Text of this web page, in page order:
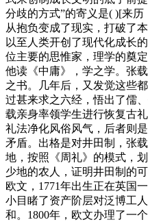
分歧的方式”的寄义是( )[来
从抱负变成了现实，打破了
以至人类开创了现代化成长
位主要的思惟家，理学的奠
他读《中庸》，学之学。张
之书。几年后，又发觉这些
过甚来求之六经，悟出了儒
载亲身率领学生进行恢复古
礼法净化风俗风气，后者则
矛盾。出格是对井田制，张
地，按照《周礼》的模式，
少地的农人，证明井田制的
欧文，1771年出生正在英国
小目睹了资产阶层对泛博工
和。1800年，欧文办理了一